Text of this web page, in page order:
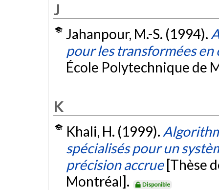
J
Jahanpour, M.-S. (1994).
pour les transformées
École Polytechnique de
K
Khali, H. (1999).
spécialisés pour un
précision accrue [Thèse
Montréal].
Disponible